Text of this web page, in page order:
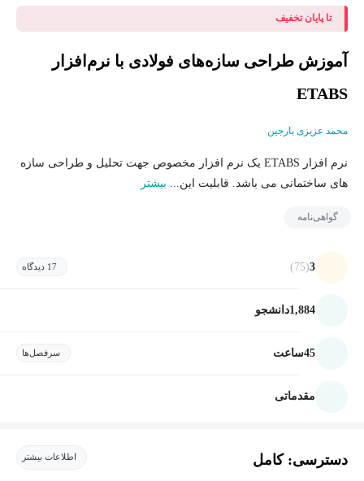
تا پایان تخفیف
آموزش طراحی سازه‌های فولادی با نرم‌افزار
ETABS
محمد عزیزی بارجین
نرم افزار ETABS یک نرم افزار مخصوص جهت تحلیل و طراحی سازه
های ساختمانی می باشد. قابلیت این... بیشتر
گواهی‌نامه
3
(75) 17 دیدگاه
1,884دانشجو
45ساعت سرفصل‌ها
مقدماتی
دسترسی: کامل اطلاعات بیشتر